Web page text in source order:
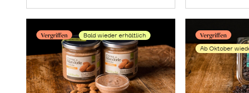
erfahren
Vergriffen Bald wieder erhältlich Vergriffen
Ab Oktober